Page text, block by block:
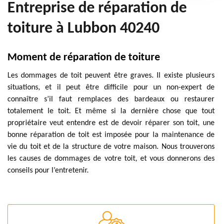
Entreprise de réparation de
toiture à Lubbon 40240
Moment de réparation de toiture
Les dommages de toit peuvent être graves. Il existe plusieurs
situations, et il peut être difficile pour un non-expert de
connaître s’il faut remplaces des bardeaux ou restaurer
totalement le toit. Et même si la dernière chose que tout
propriétaire veut entendre est de devoir réparer son toit, une
bonne réparation de toit est imposée pour la maintenance de
vie du toit et de la structure de votre maison. Nous trouverons
les causes de dommages de votre toit, et vous donnerons des
conseils pour l’entretenir.